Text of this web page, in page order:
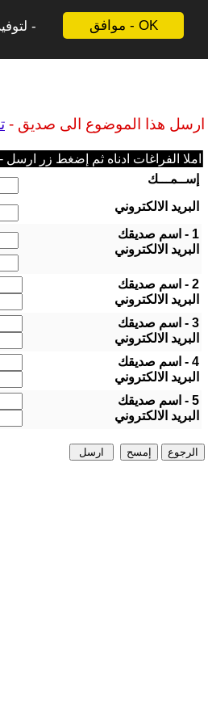
موافق - OK
ارسل هذا الموضوع الى صديق -
املا الفراغات ادناه ثم إضغط زر ارسل -
إســمـــك
البريد الالكتروني
1 - اسم صديقك
البريد الالكتروني
2 - اسم صديقك
البريد الالكتروني
3 - اسم صديقك
البريد الالكتروني
4 - اسم صديقك
البريد الالكتروني
5 - اسم صديقك
البريد الالكتروني